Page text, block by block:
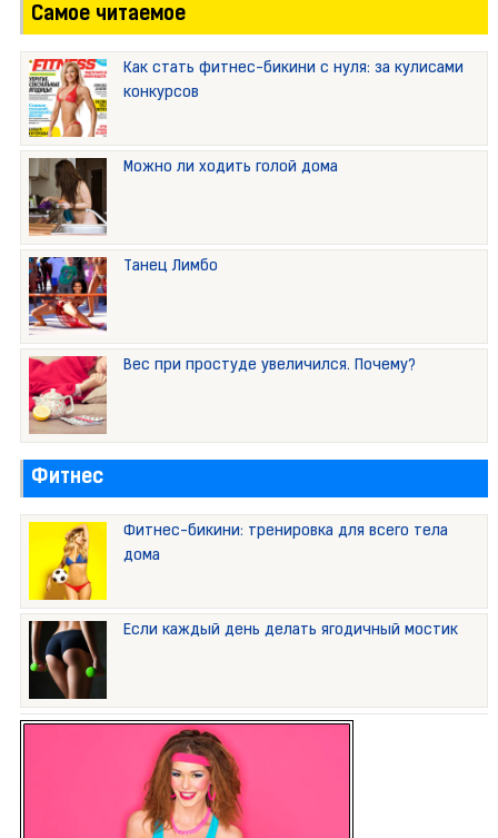
Самое читаемое
Как стать фитнес-бикини с нуля: за кулисами
конкурсов
Можно ли ходить голой дома
Танец Лимбо
Вес при простуде увеличился. Почему?
Фитнес
Фитнес-бикини: тренировка для всего тела
дома
Если каждый день делать ягодичный мостик